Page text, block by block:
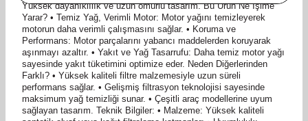
Yüksek dayanıklılık ve uzun ömürlü tasarım. Bu Ürün Ne İşime
Yarar? • Temiz Yağ, Verimli Motor: Motor yağını temizleyerek
motorun daha verimli çalışmasını sağlar. • Koruma ve
Performans: Motor parçalarını yabancı maddelerden koruyarak
aşınmayı azaltır. • Yakıt ve Yağ Tasarrufu: Daha temiz motor yağı
sayesinde yakıt tüketimini optimize eder. Neden Diğerlerinden
Farklı? • Yüksek kaliteli filtre malzemesiyle uzun süreli
performans sağlar. • Gelişmiş filtrasyon teknolojisi sayesinde
maksimum yağ temizliği sunar. • Çeşitli araç modellerine uyum
sağlayan tasarım. Teknik Bilgiler: • Malzeme: Yüksek kaliteli